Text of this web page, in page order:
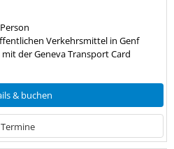
Verkehrsmittel in Genf
der Geneva Transport Card
& buchen
Termine